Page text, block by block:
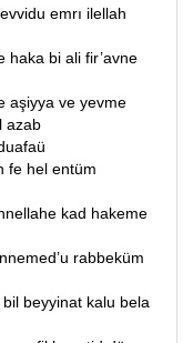
emrı ilellah
haka bi ali fir’avne
aşiyya ve yevme
azab
fe hel entüm
kad hakeme
rabbeküm
beyyinat kalu bela